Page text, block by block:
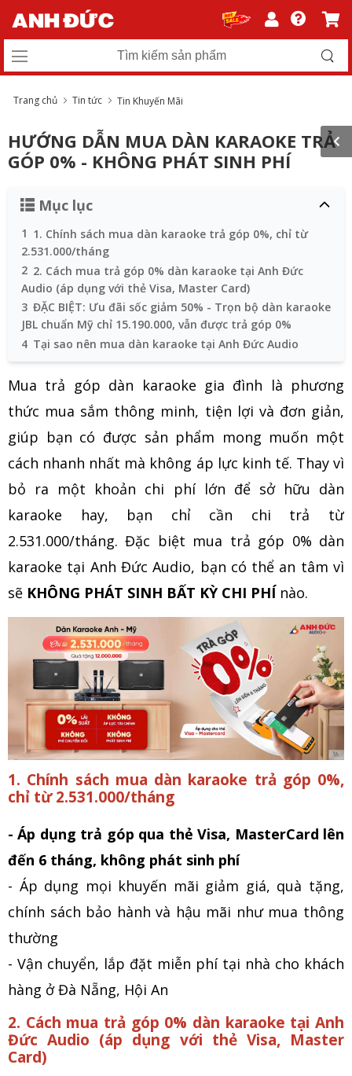
Trang chủ Tin tức Tin Khuyến Mãi
HƯỚNG DẪN MUA DÀN KARAOKE TRẢ
GÓP 0% - KHÔNG PHÁT SINH PHÍ
Mục lục
1 1. Chính sách mua dàn karaoke trả góp 0%, chỉ từ
2.531.000/tháng
2 2. Cách mua trả góp 0% dàn karaoke tại Anh Đức
Audio (áp dụng với thẻ Visa, Master Card)
3 ĐẶC BIỆT: Ưu đãi sốc giảm 50% - Trọn bộ dàn karaoke
JBL chuẩn Mỹ chỉ 15.190.000, vẫn được trả góp 0%
4 Tại sao nên mua dàn karaoke tại Anh Đức Audio
Mua trả góp dàn karaoke gia đình là phương
thức mua sắm thông minh, tiện lợi và đơn giản,
giúp bạn có được sản phẩm mong muốn một
cách nhanh nhất mà không áp lực kinh tế. Thay vì
bỏ ra một khoản chi phí lớn để sở hữu dàn
karaoke hay, bạn chỉ cần chi trả từ
2.531.000/tháng. Đặc biệt mua trả góp 0% dàn
karaoke tại Anh Đức Audio, bạn có thể an tâm vì
sẽ KHÔNG PHÁT SINH BẤT KỲ CHI PHÍ nào.
1. Chính sách mua dàn karaoke trả góp 0%,
chỉ từ 2.531.000/tháng
- Áp dụng trả góp qua thẻ Visa, MasterCard lên
đến 6 tháng, không phát sinh phí
- Áp dụng mọi khuyến mãi giảm giá, quà tặng,
chính sách bảo hành và hậu mãi như mua thông
thường
- Vận chuyển, lắp đặt miễn phí tại nhà cho khách
hàng ở Đà Nẵng, Hội An
2. Cách mua trả góp 0% dàn karaoke tại Anh
Đức Audio (áp dụng với thẻ Visa, Master
Card)